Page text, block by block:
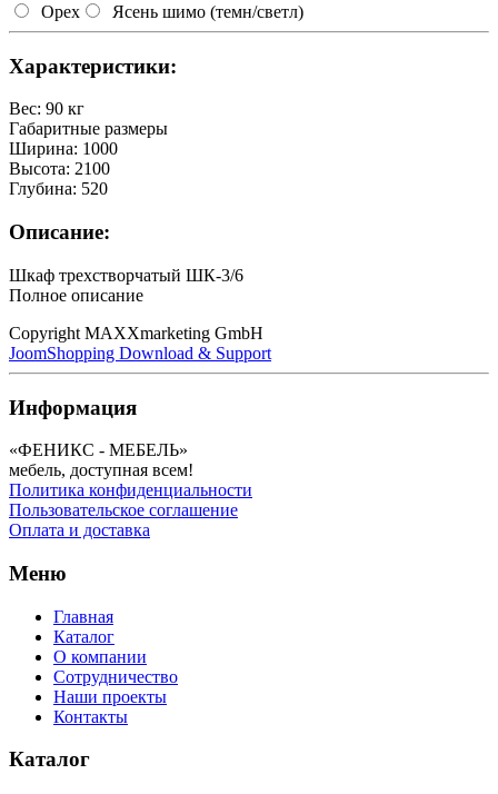
Орех
Ясень шимо (темн/светл)
Характеристики:
Вес: 90 кг
Габаритные размеры
Ширина: 1000
Высота: 2100
Глубина: 520
Описание:
Шкаф трехстворчатый ШК-3/6
Полное описание
Copyright MAXXmarketing GmbH
JoomShopping Download & Support
Информация
«ФЕНИКС - МЕБЕЛЬ»
мебель, доступная всем!
Политика конфиденциальности
Пользовательское соглашение
Оплата и доставка
Меню
Главная
Каталог
О компании
Сотрудничество
Наши проекты
Контакты
Каталог